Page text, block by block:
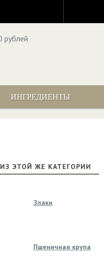
ИНГРЕДИЕНТЫ
ИЗ ЭТОЙ ЖЕ КАТЕГОРИИ
Злаки
Пшеничная крупа